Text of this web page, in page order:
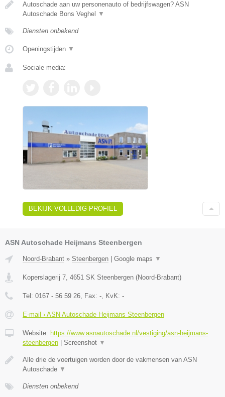
Autoschade aan uw personenauto of bedrijfswagen? ASN
Autoschade Bons Veghel
▼
Diensten onbekend
Openingstijden ▼
Sociale media:
BEKIJK VOLLEDIG PROFIEL
ASN Autoschade Heijmans Steenbergen
Noord-Brabant » Steenbergen Google maps ▼
Koperslagerij 7, 4651 SK Steenbergen (Noord-Brabant)
Tel: 0167 - 56 59 26, Fax: -, KvK: -
E-mail › ASN Autoschade Heijmans Steenbergen
Website: https://www.asnautoschade.nl/vestiging/asn-heijmans-
steenbergen
Screenshot ▼
Alle drie de voertuigen worden door de vakmensen van ASN
Autoschade ▼
Diensten onbekend